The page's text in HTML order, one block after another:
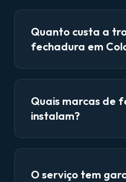
Quanto custa a
fechadura em
Quais marcas de
instalam?
O serviço tem